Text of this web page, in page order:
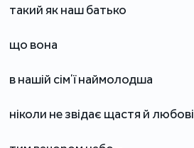
такий як наш батько
що вона
в нашій сімʼї наймолодша
ніколи не звідає щастя й любові